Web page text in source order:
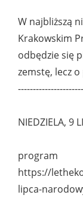
W najbliższą
Krakowskim
odbędzie się
zemstę, lecz
NIEDZIELA, 9
program
https://
lipca-